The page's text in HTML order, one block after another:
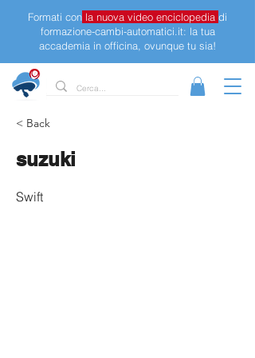
Formati con la nuova video enciclopedia di
formazione-cambi-automatici.it: la tua
accademia in officina, ovunque tu sia!
< Back
suzuki
Swift